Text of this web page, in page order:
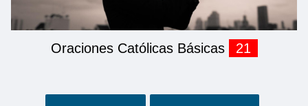
Oraciones Católicas Básicas 21